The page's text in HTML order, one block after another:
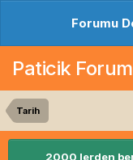
Forumu
Paticik
Tarih
2000 lerden